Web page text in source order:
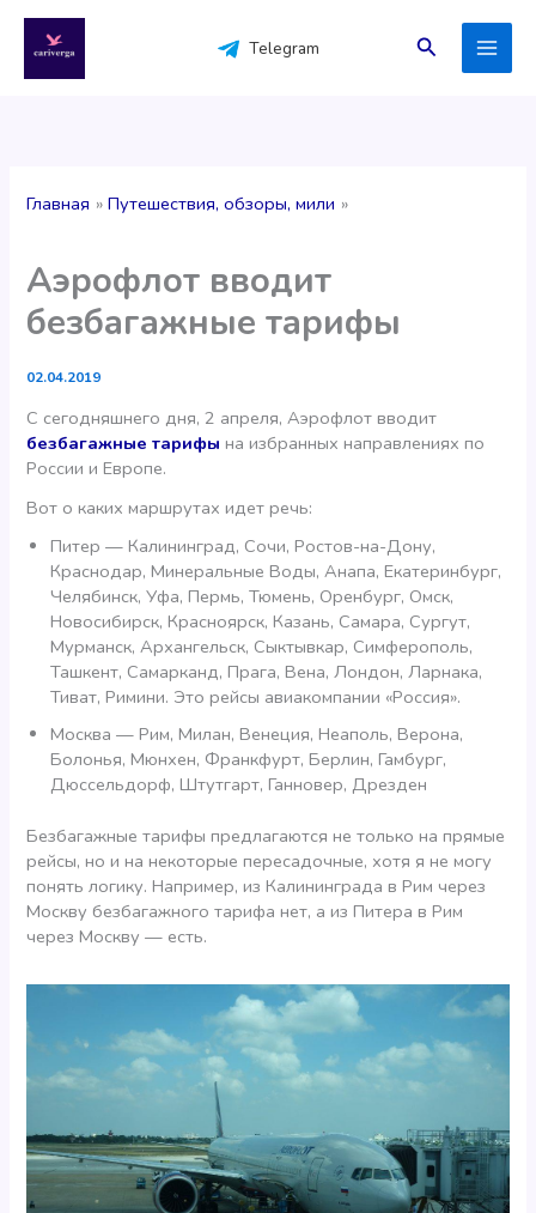
содержимому
Telegram Поиск
Главная Путешествия, обзоры, мили
Аэрофлот вводит
безбагажные тарифы
02.04.2019
С сегодняшнего дня, 2 апреля, Аэрофлот вводит
безбагажные тарифы на избранных направлениях по
России и Европе.
Вот о каких маршрутах идет речь:
Питер — Калининград, Сочи, Ростов-на-Дону,
Краснодар, Минеральные Воды, Анапа, Екатеринбург,
Челябинск, Уфа, Пермь, Тюмень, Оренбург, Омск,
Новосибирск, Красноярск, Казань, Самара, Сургут,
Мурманск, Архангельск, Сыктывкар, Симферополь,
Ташкент, Самарканд, Прага, Вена, Лондон, Ларнака,
Тиват, Римини. Это рейсы авиакомпании «Россия».
Москва — Рим, Милан, Венеция, Неаполь, Верона,
Болонья, Мюнхен, Франкфурт, Берлин, Гамбург,
Дюссельдорф, Штутгарт, Ганновер, Дрезден
Безбагажные тарифы предлагаются не только на прямые
рейсы, но и на некоторые пересадочные, хотя я не могу
понять логику. Например, из Калининграда в Рим через
Москву безбагажного тарифа нет, а из Питера в Рим
через Москву — есть.